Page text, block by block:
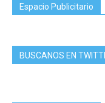
Espacio Publicitario
BUSCANOS EN